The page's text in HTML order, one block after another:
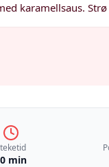
karamellsaus.
min